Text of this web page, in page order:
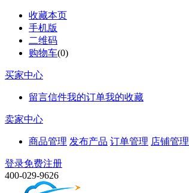
收藏本页
手机版
二维码
购物车(0)
买家中心
留言信件我的订单我的收藏
卖家中心
商品管理 发布产品 订单管理 店铺管理
登录免费注册
400-029-9626